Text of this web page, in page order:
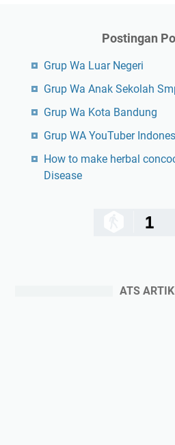
Postingan
Grup Wa Luar Negeri
Grup Wa Anak Sekolah
Grup Wa Kota Bandung
Grup WA YouTuber
How to make herbal
Disease
1
ATS